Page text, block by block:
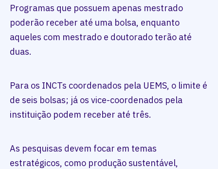
Programas que possuem apenas mestrado
poderão receber até uma bolsa, enquanto
aqueles com mestrado e doutorado terão até
duas.
Para os INCTs coordenados pela UEMS, o limite é
de seis bolsas; já os vice-coordenados pela
instituição podem receber até três.
As pesquisas devem focar em temas
estratégicos, como produção sustentável,